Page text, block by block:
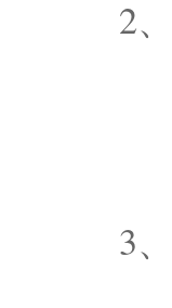
2
3